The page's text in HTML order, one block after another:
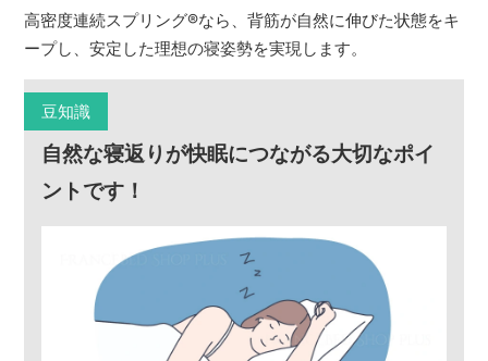
高密度連続スプリング®なら、背筋が自然に伸びた状態をキ
ープし、安定した理想の寝姿勢を実現します。
豆知識
自然な寝返りが快眠につながる大切なポイ
ントです！